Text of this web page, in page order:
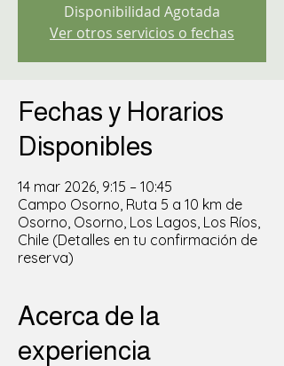
Disponibilidad Agotada
Ver otros servicios o fechas
Fechas y Horarios
Disponibles
14 mar 2026, 9:15 – 10:45
Campo Osorno, Ruta 5 a 10 km de
Osorno, Osorno, Los Lagos, Los Ríos,
Chile (Detalles en tu confirmación de
reserva)
Acerca de la
experiencia